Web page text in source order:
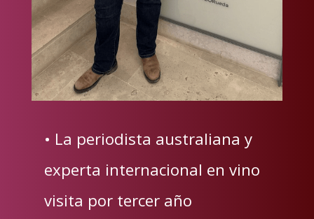
• La periodista australiana y
experta internacional en vino
visita por tercer año